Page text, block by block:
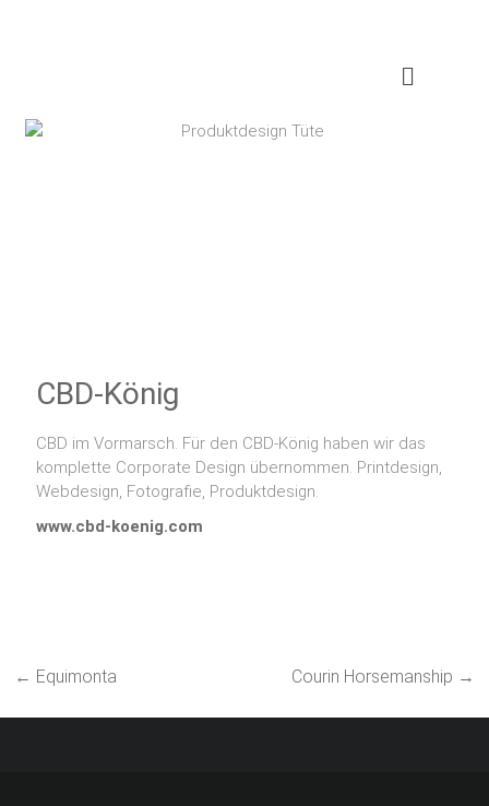
CBD-König
CBD im Vormarsch. Für den CBD-König haben wir das
komplette Corporate Design übernommen. Printdesign,
Webdesign, Fotografie, Produktdesign.
www.cbd-koenig.com
← Equimonta Courin Horsemanship →